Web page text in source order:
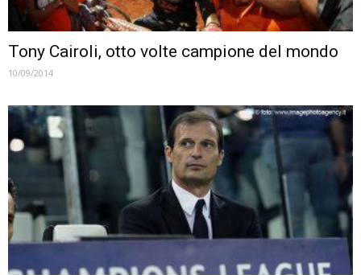
Tony Cairoli, otto volte campione del mondo
10/09/2014